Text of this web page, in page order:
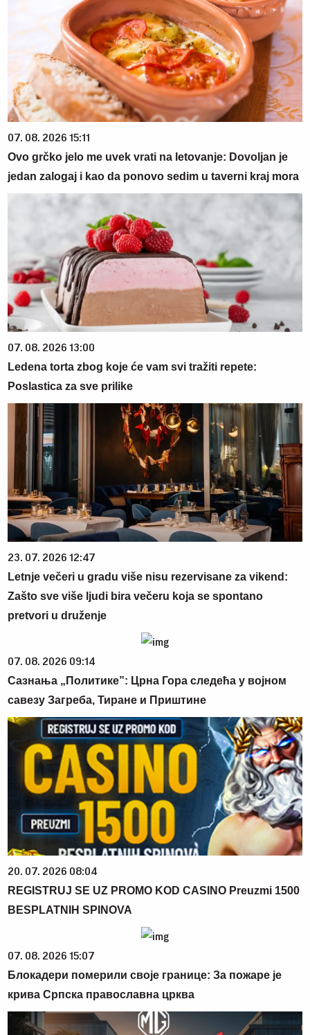
07. 08. 2026 15:11
Ovo grčko jelo me uvek vrati na letovanje: Dovoljan je
jedan zalogaj i kao da ponovo sedim u taverni kraj mora
07. 08. 2026 13:00
Ledena torta zbog koje će vam svi tražiti repete:
Poslastica za sve prilike
23. 07. 2026 12:47
Letnje večeri u gradu više nisu rezervisane za vikend:
Zašto sve više ljudi bira večeru koja se spontano
pretvori u druženje
07. 08. 2026 09:14
Сазнања „Политике”: Црна Гора следећа у војном
савезу Загреба, Тиране и Приштине
20. 07. 2026 08:04
REGISTRUJ SE UZ PROMO KOD CASINO Preuzmi 1500
BESPLATNIH SPINOVA
07. 08. 2026 15:07
Блокадери померили своје границе: За пожаре је
крива Српска православна црква